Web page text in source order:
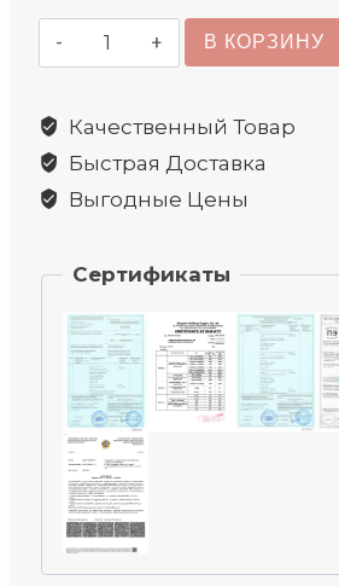
Количество
товара
самозащелкивающийся
8
класса
В КОРЗИНУ
Качественный Товар
Быстрая Доставка
Выгодные Цены
Сертификаты